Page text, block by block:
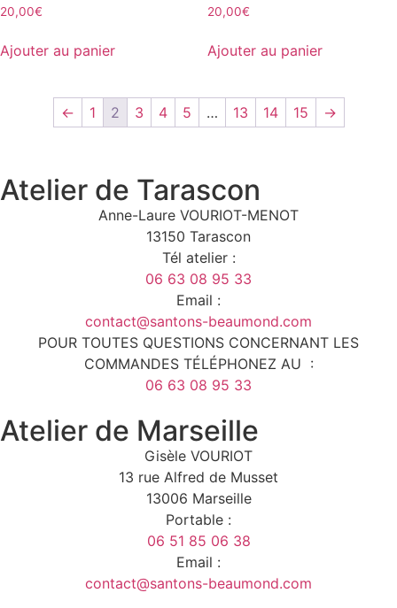
20,00€
Ajouter au panier
20,00€
Ajouter au panier
← 1 2 3 4 5 … 13 14 15 →
Atelier de Tarascon
Anne-Laure VOURIOT-MENOT
13150 Tarascon
Tél atelier :
06 63 08 95 33
Email :
contact@santons-beaumond.com
POUR TOUTES QUESTIONS CONCERNANT LES
COMMANDES TÉLÉPHONEZ AU :
06 63 08 95 33
Atelier de Marseille
Gisèle VOURIOT
13 rue Alfred de Musset
13006 Marseille
Portable :
06 51 85 06 38
Email :
contact@santons-beaumond.com